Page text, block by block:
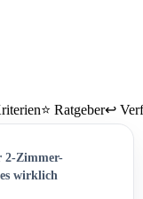
⭐ Ratgeber↩️
2-Zimmer-
wirklich